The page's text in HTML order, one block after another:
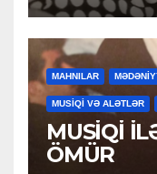
MAHNILAR
MUSİQİ VƏ ALƏTLƏR
MUSİQİ
ÖMÜR